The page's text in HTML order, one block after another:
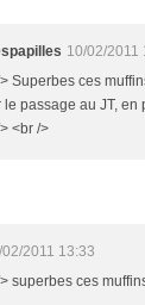
10/02/2011
Superbes ces
le passage au JT, en
<br />
02/2011 13:33
superbes ces